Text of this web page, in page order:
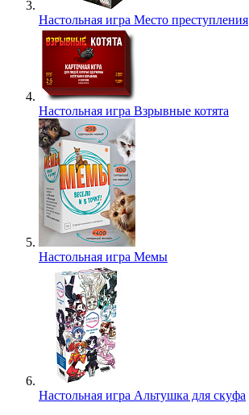
Настольная игра Место преступления
Настольная игра Взрывные котята
Настольная игра Мемы
Настольная игра Альтушка для скуфа